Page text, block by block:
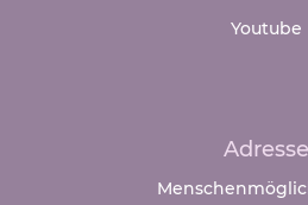
Youtube
Adresse